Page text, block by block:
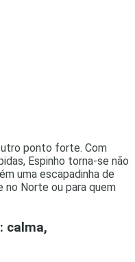
ponto forte. Com
Espinho torna-se não
uma escapadinha de
no Norte ou para quem
calma,